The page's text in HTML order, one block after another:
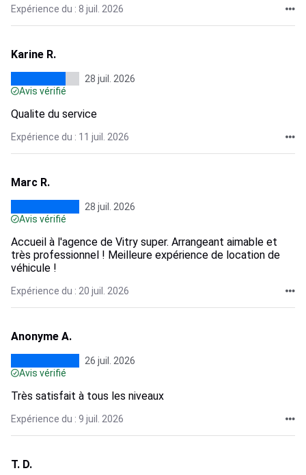
Expérience du : 8 juil. 2026
Karine R.
28 juil. 2026
Avis vérifié
Qualite du service
Expérience du : 11 juil. 2026
Marc R.
28 juil. 2026
Avis vérifié
Accueil à l'agence de Vitry super. Arrangeant aimable et
très professionnel ! Meilleure expérience de location de
véhicule !
Expérience du : 20 juil. 2026
Anonyme A.
26 juil. 2026
Avis vérifié
Très satisfait à tous les niveaux
Expérience du : 9 juil. 2026
T. D.